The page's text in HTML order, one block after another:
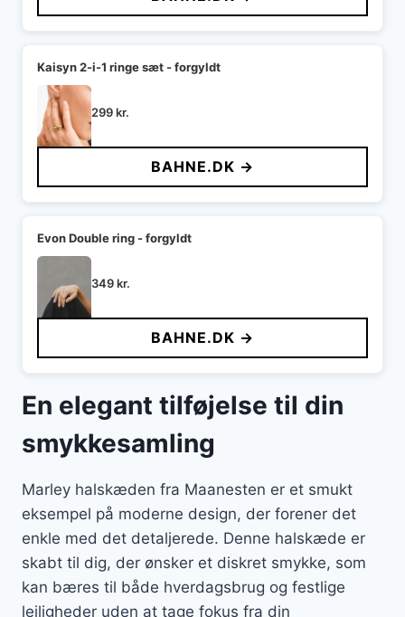
Kaisyn 2-i-1 ringe sæt - forgyldt
299kr.
BAHNE.DK →
Evon Double ring - forgyldt
349kr.
BAHNE.DK →
En elegant tilføjelse til din
smykkesamling
Marley halskæden fra Maanesten er et smukt
eksempel på moderne design, der forener det
enkle med det detaljerede. Denne halskæde er
skabt til dig, der ønsker et diskret smykke, som
kan bæres til både hverdagsbrug og festlige
lejligheder uden at tage fokus fra din